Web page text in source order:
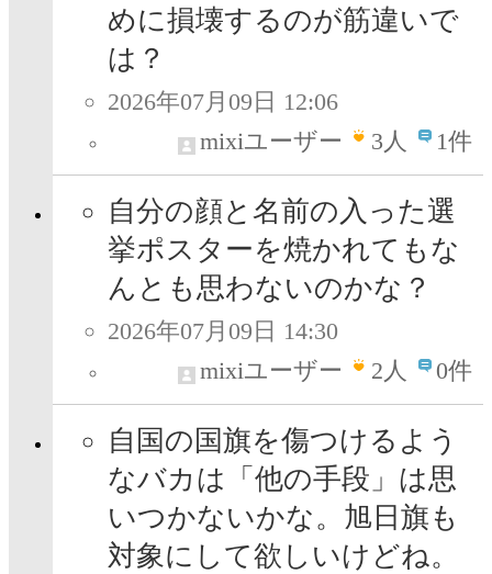
めに損壊するのが筋違いで
は？
2026年07月09日 12:06
mixiユーザー
3人 1件
自分の顔と名前の入った選
挙ポスターを焼かれてもな
んとも思わないのかな？
2026年07月09日 14:30
mixiユーザー
2人 0件
自国の国旗を傷つけるよう
なバカは「他の手段」は思
いつかないかな。旭日旗も
対象にして欲しいけどね。